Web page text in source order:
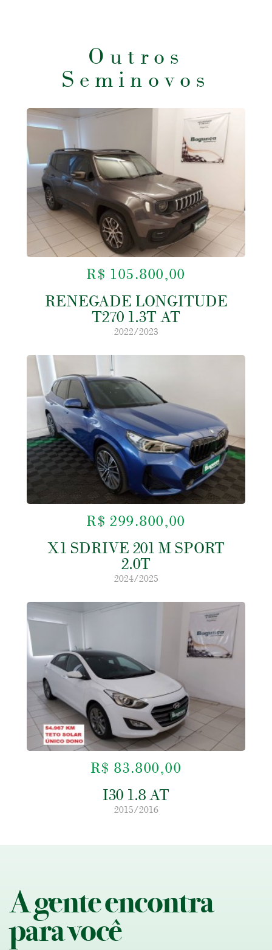
Outros
Seminovos
R$ 105.800,00
RENEGADE LONGITUDE
T270 1.3T AT
2022/2023
R$ 299.800,00
X1 SDRIVE 201 M SPORT
2.0T
2024/2025
R$ 83.800,00
I30 1.8 AT
2015/2016
A gente encontra
para você